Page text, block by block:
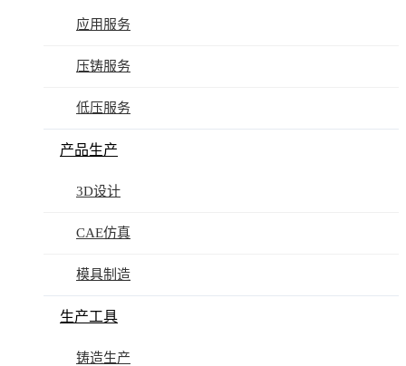
应用服务
压铸服务
低压服务
产品生产
3D设计
CAE仿真
模具制造
生产工具
铸造生产